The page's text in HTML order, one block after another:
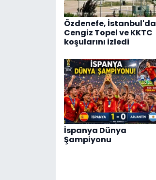
Özdenefe, İstanbul'da
Cengiz Topel ve KKTC
koşularını izledi
İspanya Dünya
Şampiyonu